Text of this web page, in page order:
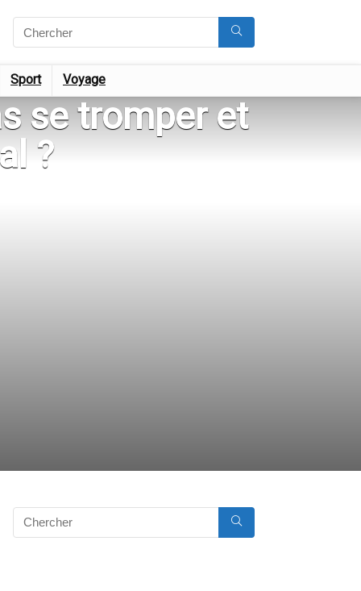
Sport Voyage
se tromper et
?